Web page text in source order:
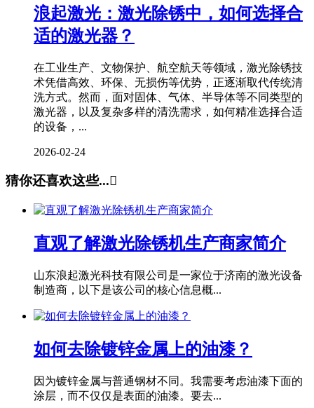
浪起激光：激光除锈中，如何选择合
适的激光器？
在工业生产、文物保护、航空航天等领域，激光除锈技
术凭借高效、环保、无损伤等优势，正逐渐取代传统清
洗方式。然而，面对固体、气体、半导体等不同类型的
激光器，以及复杂多样的清洗需求，如何精准选择合适
的设备，...
2026-02-24
猜你还喜欢这些...
直观了解激光除锈机生产商家简介
山东浪起激光科技有限公司是一家位于济南的激光设备
制造商，以下是该公司的核心信息概...
如何去除镀锌金属上的油漆？
因为镀锌金属与普通钢材不同。我需要考虑油漆下面的
涂层，而不仅仅是表面的油漆。要去...